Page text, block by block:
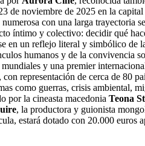
de noviembre de 2025 en la
con una larga
íntimo y colectivo: decidir qué
en un reflejo literal y simbólico de
humanos y de la convivencia
y una premier
representación de cerca de 80
como guerras, crisis ambiental,
por la cineasta macedonia Teona
, la productora y guionista
estará dotado con 20.000